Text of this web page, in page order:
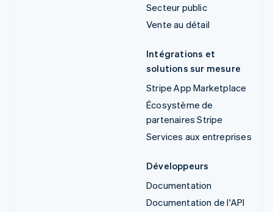
Secteur public
Vente au détail
Intégrations et
solutions sur mesure
Stripe App Marketplace
Écosystème de
partenaires Stripe
Services aux entreprises
Développeurs
Documentation
Documentation de l'API